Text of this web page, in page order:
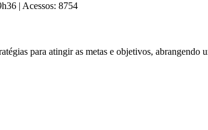
| Acessos: 8754
para atingir as metas e objetivos,